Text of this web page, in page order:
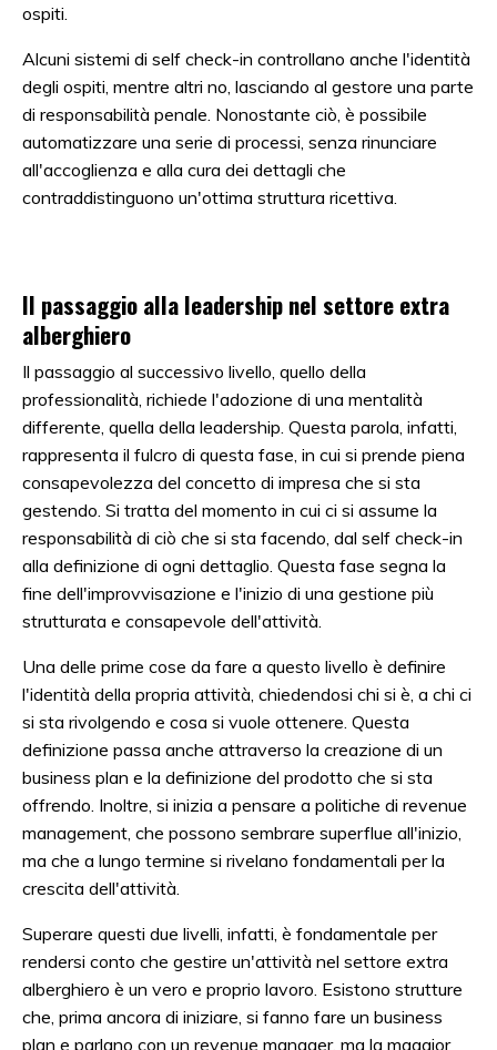
ospiti.
Alcuni sistemi di self check-in controllano anche l'identità
degli ospiti, mentre altri no, lasciando al gestore una parte
di responsabilità penale. Nonostante ciò, è possibile
automatizzare una serie di processi, senza rinunciare
all'accoglienza e alla cura dei dettagli che
contraddistinguono un'ottima struttura ricettiva.
Il passaggio alla leadership nel settore extra
alberghiero
Il passaggio al successivo livello, quello della
professionalità, richiede l'adozione di una mentalità
differente, quella della leadership. Questa parola, infatti,
rappresenta il fulcro di questa fase, in cui si prende piena
consapevolezza del concetto di impresa che si sta
gestendo. Si tratta del momento in cui ci si assume la
responsabilità di ciò che si sta facendo, dal self check-in
alla definizione di ogni dettaglio. Questa fase segna la
fine dell'improvvisazione e l'inizio di una gestione più
strutturata e consapevole dell'attività.
Una delle prime cose da fare a questo livello è definire
l'identità della propria attività, chiedendosi chi si è, a chi ci
si sta rivolgendo e cosa si vuole ottenere. Questa
definizione passa anche attraverso la creazione di un
business plan e la definizione del prodotto che si sta
offrendo. Inoltre, si inizia a pensare a politiche di revenue
management, che possono sembrare superflue all'inizio,
ma che a lungo termine si rivelano fondamentali per la
crescita dell'attività.
Superare questi due livelli, infatti, è fondamentale per
rendersi conto che gestire un'attività nel settore extra
alberghiero è un vero e proprio lavoro. Esistono strutture
che, prima ancora di iniziare, si fanno fare un business
plan e parlano con un revenue manager, ma la maggior